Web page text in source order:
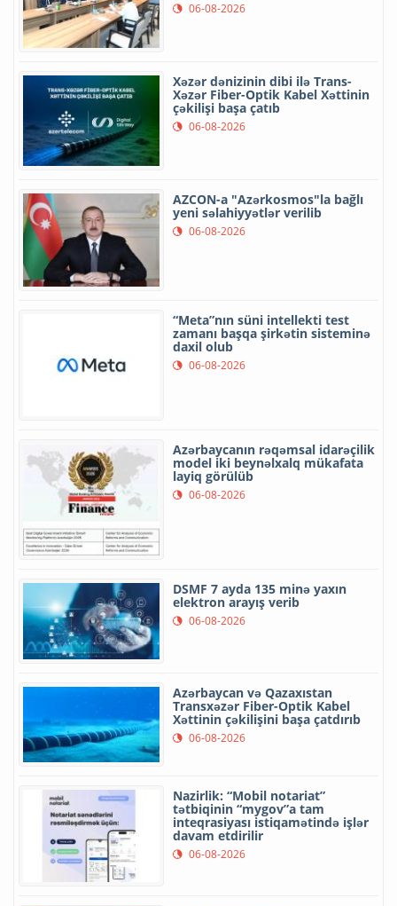
06-08-2026
Xəzər dənizinin dibi ilə Trans-
Xəzər Fiber-Optik Kabel Xəttinin
çəkilişi başa çatıb
06-08-2026
AZCON-a "Azərkosmos"la bağlı
yeni səlahiyyətlər verilib
06-08-2026
“Meta”nın süni intellekti test
zamanı başqa şirkətin sisteminə
daxil olub
06-08-2026
Azərbaycanın rəqəmsal idarəçilik
model iki beynəlxalq mükafata
layiq görülüb
06-08-2026
DSMF 7 ayda 135 minə yaxın
elektron arayış verib
06-08-2026
Azərbaycan və Qazaxıstan
Transxəzər Fiber-Optik Kabel
Xəttinin çəkilişini başa çatdırıb
06-08-2026
Nazirlik: “Mobil notariat”
tətbiqinin “mygov”a tam
inteqrasiyası istiqamətində işlər
davam etdirilir
06-08-2026